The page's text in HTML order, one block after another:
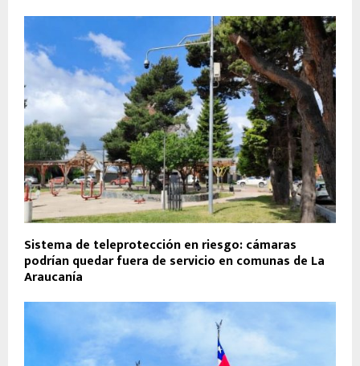
Sistema de teleprotección en riesgo: cámaras
podrían quedar fuera de servicio en comunas de La
Araucanía